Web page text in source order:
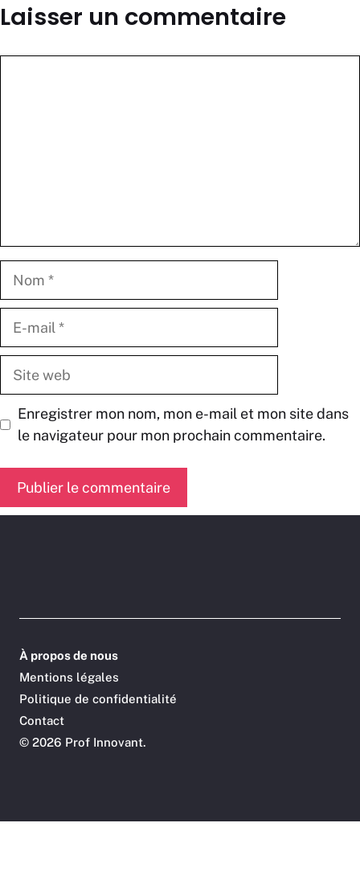
Laisser un commentaire
Nom
Site
Enregistrer mon nom, mon e-mail et mon site dans
le navigateur pour mon prochain commentaire.
© 2026 Prof Innovant.
À propos de nous
Mentions légales
Politique de confidentialité
Contact